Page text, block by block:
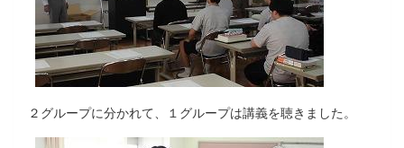
２グループに分かれて、１グループは講義を聴きました。